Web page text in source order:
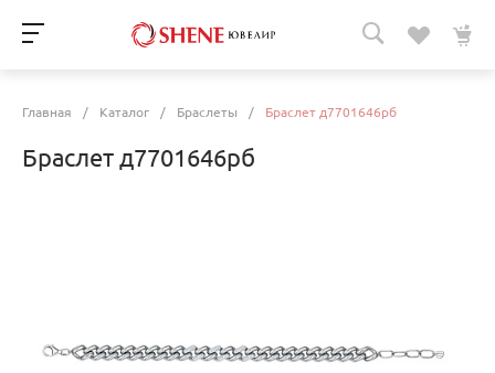
Главная / Каталог / Браслеты / Браслет д7701646рб
Браслет д7701646рб